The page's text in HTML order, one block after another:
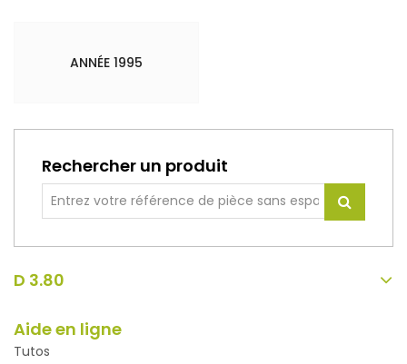
ANNÉE 1995
Rechercher un produit
D 3.80
Aide en ligne
Tutos